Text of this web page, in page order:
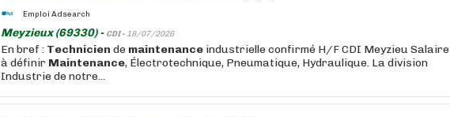
Emploi Adsearch
Meyzieux (69330) - CDI - 18/07/2026
En bref : Technicien de maintenance industrielle confirmé H/F CDI Meyzieu Salaire
à définir Maintenance, Électrotechnique, Pneumatique, Hydraulique. La division
Industrie de notre...